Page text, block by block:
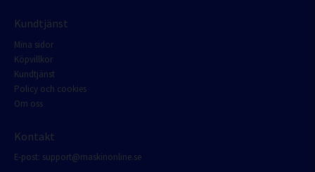
Kundtjänst
Mina sidor
Köpvillkor
Kundtjänst
Policy och cookies
Om oss
Kontakt
E-post: support@maskinonline.se